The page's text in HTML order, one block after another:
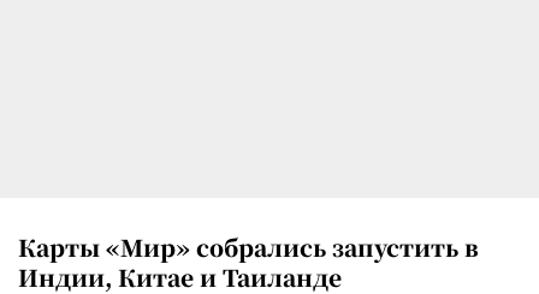
Карты «Мир» собрались запустить в
Индии, Китае и Таиланде